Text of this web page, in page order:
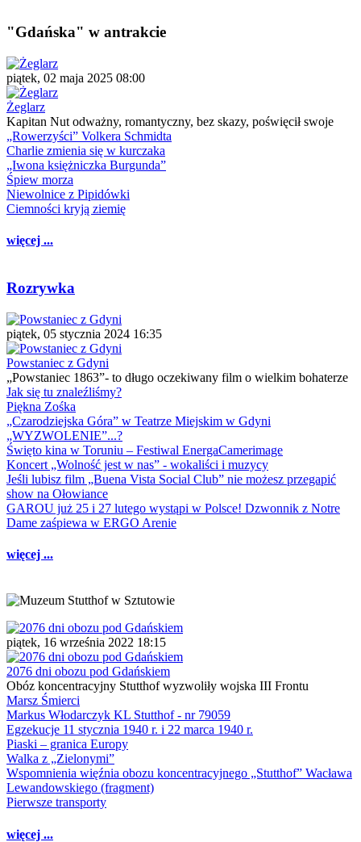
"Gdańska" w antrakcie
piątek, 02 maja 2025 08:00
Żeglarz
Kapitan Nut odważny, romantyczny, bez skazy, poświęcił swoje
„Rowerzyści” Volkera Schmidta
Charlie zmienia się w kurczaka
„Iwona księżniczka Burgunda”
Śpiew morza
Niewolnice z Pipidówki
Ciemności kryją ziemię
więcej ...
Rozrywka
piątek, 05 stycznia 2024 16:35
Powstaniec z Gdyni
„Powstaniec 1863”- to długo oczekiwany film o wielkim bohaterze
Jak się tu znaleźliśmy?
Piękna Zośka
„Czarodziejska Góra” w Teatrze Miejskim w Gdyni
„WYZWOLENIE”...?
Święto kina w Toruniu – Festiwal EnergaCamerimage
Koncert „Wolność jest w nas” - wokaliści i muzycy
Jeśli lubisz film „Buena Vista Social Club” nie możesz przegapić
show na Ołowiance
GAROU już 25 i 27 lutego wystąpi w Polsce! Dzwonnik z Notre
Dame zaśpiewa w ERGO Arenie
więcej ...
piątek, 16 września 2022 18:15
2076 dni obozu pod Gdańskiem
Obóz koncentracyjny Stutthof wyzwoliły wojska III Frontu
Marsz Śmierci
Markus Włodarczyk KL Stutthof - nr 79059
Egzekucje 11 stycznia 1940 r. i 22 marca 1940 r.
Piaski – granica Europy
Walka z „Zielonymi”
Wspomnienia więźnia obozu koncentracyjnego „Stutthof” Wacława
Lewandowskiego (fragment)
Pierwsze transporty
więcej ...